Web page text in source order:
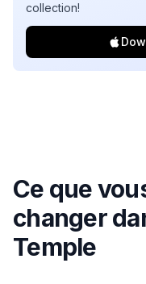
collection!
Ce que
changer
Temple